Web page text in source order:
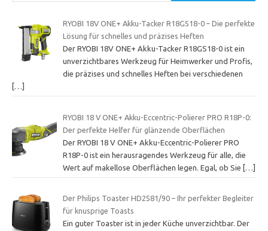
RYOBI 18V ONE+ Akku-Tacker R18GS18-0 – Die perfekte
Lösung für schnelles und präzises Heften
Der RYOBI 18V ONE+ Akku-Tacker R18GS18-0 ist ein
unverzichtbares Werkzeug für Heimwerker und Profis,
die präzises und schnelles Heften bei verschiedenen
[…]
RYOBI 18 V ONE+ Akku-Eccentric-Polierer PRO R18P-0:
Der perfekte Helfer für glänzende Oberflächen
Der RYOBI 18 V ONE+ Akku-Eccentric-Polierer PRO
R18P-0 ist ein herausragendes Werkzeug für alle, die
Wert auf makellose Oberflächen legen. Egal, ob Sie […]
Der Philips Toaster HD2581/90 – Ihr perfekter Begleiter
für knusprige Toasts
Ein guter Toaster ist in jeder Küche unverzichtbar. Der